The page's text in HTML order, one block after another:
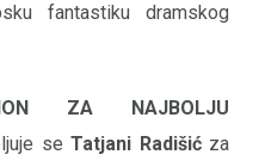
fantastiku dramskog
ZA NAJBOLJU
se Tatjani Radišićza